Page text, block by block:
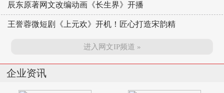
辰东原著网文改编动画《长生界》开播
王誉蓉微短剧《上元欢》开机！匠心打造宋韵精
进入网文IP频道 »
企业资讯